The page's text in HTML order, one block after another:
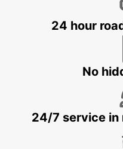
HOBART AIRPORT
CAMBRIDGE -
24 hour
No
24/7 service in